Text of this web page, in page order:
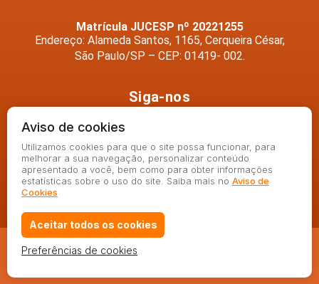
Matrícula JUCESP nº 20221255
Endereço: Alameda Santos, 1165, Cerqueira César,
São Paulo/SP – CEP: 01419- 002.
Siga-nos
© 2020 - Angela Saraiva - Todos os direitos reservados.
Aviso de cookies
Utilizamos cookies para que o site possa funcionar, para
melhorar a sua navegação, personalizar conteúdo
apresentado a você, bem como para obter informações
estatísticas sobre o uso do site. Saiba mais no Aviso de
Cookies
Aceitar todos os cookies
Preferências de cookies